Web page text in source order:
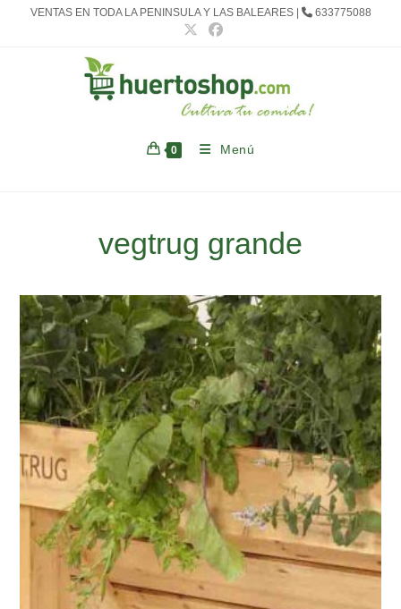
VENTAS EN TODA LA PENINSULA Y LAS BALEARES | 633775088
0 Menú
vegtrug grande